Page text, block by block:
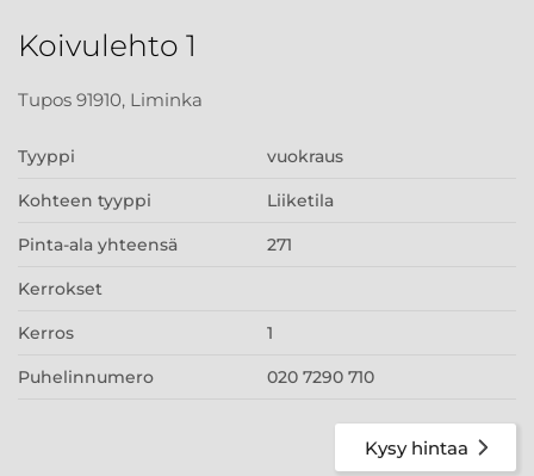
Koivulehto 1
Tupos 91910, Liminka
Tyyppi vuokraus
Kohteen tyyppi Liiketila
Pinta-ala yhteensä 271
Kerrokset
Kerros 1
Puhelinnumero 020 7290 710
Kysy hintaa